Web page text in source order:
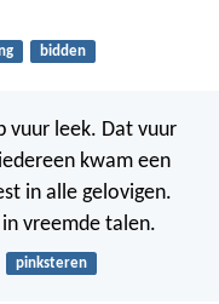
bidden
vuur leek. Dat vuur
kwam een
in alle gelovigen.
vreemde talen.
pinksteren